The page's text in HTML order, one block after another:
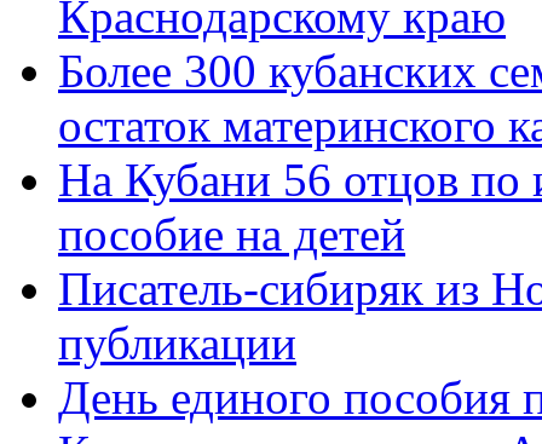
Краснодарскому краю
Более 300 кубанских
остаток материнского
На Кубани 56 отцов по
пособие на детей
Писатель-сибиряк из
публикации
День единого пособия